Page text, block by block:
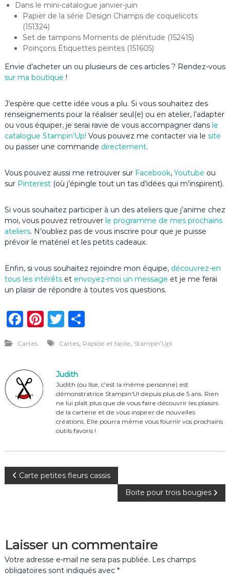
Dans le mini-catalogue janvier-juin
Papier de la série Design Champs de coquelicots
(151324)
Set de tampons Moments de plénitude (152415)
Poinçons Étiquettes peintes (151605)
Envie d’acheter un ou plusieurs de ces articles ? Rendez-vous
sur ma boutique !
J’espère que cette idée vous a plu. Si vous souhaitez des
renseignements pour la réaliser seul(e) ou en atelier, l’adapter
ou vous équiper, je serai ravie de vous accompagner dans le
catalogue Stampin’Up! Vous pouvez me contacter via le site
ou passer une commande directement.
Vous pouvez aussi me retrouver sur Facebook, Youtube ou
sur Pinterest (où j’épingle tout un tas d’idées qui m’inspirent).
Si vous souhaitez participer à un des ateliers que j’anime chez
moi, vous pouvez retrouver le programme de mes prochains
ateliers. N’oubliez pas de vous inscrire pour que je puisse
prévoir le matériel et les petits cadeaux.
Enfin, si vous souhaitez rejoindre mon équipe, découvrez-en
tous les intérêtset envoyez-moi un message et je me ferai
un plaisir de répondre à toutes vos questions.
F
c
e
b
o
Pi
n
te
re
st
T
it
te
r
P
ta
er
Cartes Cartes, Rapide et facile, Stampin'Up!
Judith
Judith (ou Ilse, c'est la même personne) est
démonstratrice Stampin'U! depuis plus de 5 ans. Rien
ne lui plaît plus que de vous faire découvrir les plaisirs
de la carterie et de vous inspirer de nouvelles
créations. Elle pourra même vous fournir vos prochains
outils favoris !
N
i
g
Carte petites fleurs cassis
Boite pour trois bougies
Laisser un commentaire
Votre adresse e-mail ne sera pas publiée. Les champs
obligatoires sont indiqués avec *